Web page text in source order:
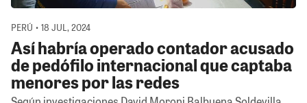
PERÚ • 18 JUL, 2024
Así habría operado contador acusado
de pedófilo internacional que captaba
menores por las redes